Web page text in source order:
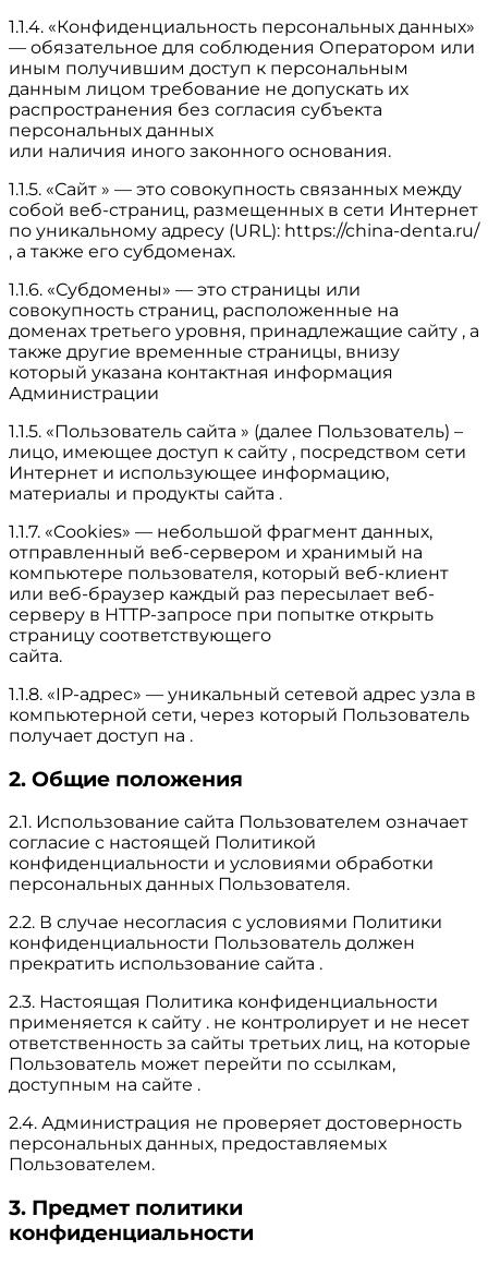
1.1.4. «Конфиденциальность персональных данных»
— обязательное для соблюдения Оператором или
иным получившим доступ к персональным
данным лицом требование не допускать их
распространения без согласия субъекта
персональных данных
или наличия иного законного основания.
1.1.5. «Сайт » — это совокупность связанных между
собой веб-страниц, размещенных в сети Интернет
по уникальному адресу (URL): https://china-denta.ru/
, а также его субдоменах.
1.1.6. «Субдомены» — это страницы или
совокупность страниц, расположенные на
доменах третьего уровня, принадлежащие сайту , а
также другие временные страницы, внизу
который указана контактная информация
Администрации
1.1.5. «Пользователь сайта » (далее Пользователь) –
лицо, имеющее доступ к сайту , посредством сети
Интернет и использующее информацию,
материалы и продукты сайта .
1.1.7. «Cookies» — небольшой фрагмент данных,
отправленный веб-сервером и хранимый на
компьютере пользователя, который веб-клиент
или веб-браузер каждый раз пересылает веб-
серверу в HTTP-запросе при попытке открыть
страницу соответствующего
сайта.
1.1.8. «IP-адрес» — уникальный сетевой адрес узла в
компьютерной сети, через который Пользователь
получает доступ на .
2. Общие положения
2.1. Использование сайта Пользователем означает
согласие с настоящей Политикой
конфиденциальности и условиями обработки
персональных данных Пользователя.
2.2. В случае несогласия с условиями Политики
конфиденциальности Пользователь должен
прекратить использование сайта .
2.3. Настоящая Политика конфиденциальности
применяется к сайту . не контролирует и не несет
ответственность за сайты третьих лиц, на которые
Пользователь может перейти по ссылкам,
доступным на сайте .
2.4. Администрация не проверяет достоверность
персональных данных, предоставляемых
Пользователем.
3. Предмет политики
конфиденциальности